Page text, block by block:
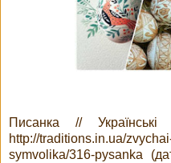
Писанка // Українські
http://traditions.in.ua/
symvolika/316-pysanka